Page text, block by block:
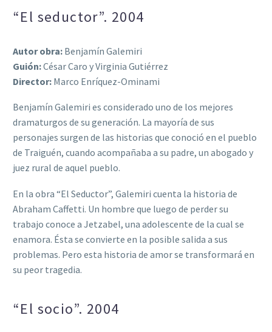
“El seductor”. 2004
Autor obra: Benjamín Galemiri
Guión:César Caro y Virginia Gutiérrez
Director: Marco Enríquez-Ominami
Benjamín Galemiri es considerado uno de los mejores
dramaturgos de su generación. La mayoría de sus
personajes surgen de las historias que conoció en el pueblo
de Traiguén, cuando acompañaba a su padre, un abogado y
juez rural de aquel pueblo.
En la obra “El Seductor”, Galemiri cuenta la historia de
Abraham Caffetti. Un hombre que luego de perder su
trabajo conoce a Jetzabel, una adolescente de la cual se
enamora. Ésta se convierte en la posible salida a sus
problemas. Pero esta historia de amor se transformará en
su peor tragedia.
“El socio”. 2004